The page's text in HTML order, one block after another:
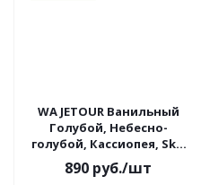
WA JETOUR Ванильный
Голубой, Небесно-
голубой, Кассиопея, Sky,
Vanilla, Light Blue,
Аэрозольный баллон.
890 руб./шт